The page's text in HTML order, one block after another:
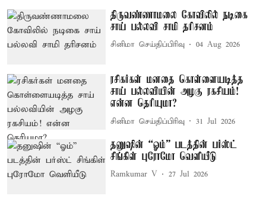
திருவண்ணாமலை கோவிலில் நடிகை
சாய் பல்லவி சாமி தரிசனம்
சினிமா செய்திப்பிரிவு 04 Aug 2026
ரசிகர்கள் மனதை கொள்ளையடித்த
சாய் பல்லவியின் அழகு ரகசியம்!
என்ன தெரியுமா?
சினிமா செய்திப்பிரிவு 31 Jul 2026
தனுஷின் “ஓம்” படத்தின் பர்ஸ்ட்
சிங்கிள் புரோமோ வெளியீடு
Ramkumar V 27 Jul 2026